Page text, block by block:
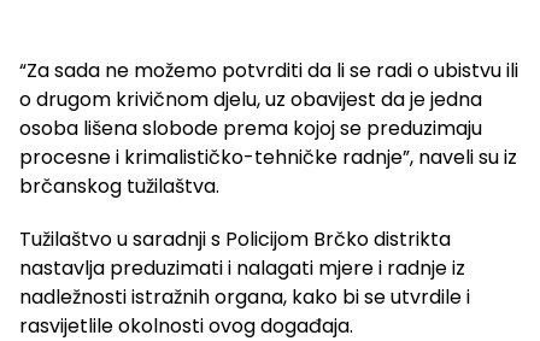
“Za sada ne možemo potvrditi da li se radi o ubistvu ili
o drugom krivičnom djelu, uz obavijest da je jedna
osoba lišena slobode prema kojoj se preduzimaju
procesne i krimalističko-tehničke radnje”, naveli su iz
brčanskog tužilaštva.
Tužilaštvo u saradnji s Policijom Brčko distrikta
nastavlja preduzimati i nalagati mjere i radnje iz
nadležnosti istražnih organa, kako bi se utvrdile i
rasvijetlile okolnosti ovog događaja.